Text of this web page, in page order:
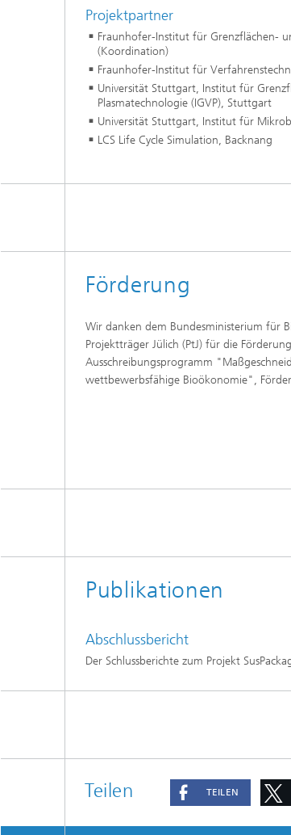
Projektpartner
Fraunhofer-Institut für Grenzflächen-
(Koordination)
Fraunhofer-Institut für
Universität Stuttgart, Institut für
Plasmatechnologie (IGVP), Stuttgart
Universität Stuttgart, Institut für
LCS Life Cycle Simulation, Backnang
Förderung
Wir danken dem Bundesministerium für
Projektträger Jülich (PtJ) für die
Ausschreibungsprogramm
wettbewerbsfähige Bioökonomie",
Publikationen
Abschlussbericht
Der Schlussberichte zum Projekt
Teilen TEILEN